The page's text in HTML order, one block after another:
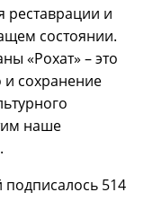
реставрации и
состоянии.
«Рохат» – это
и сохранение
наше
514